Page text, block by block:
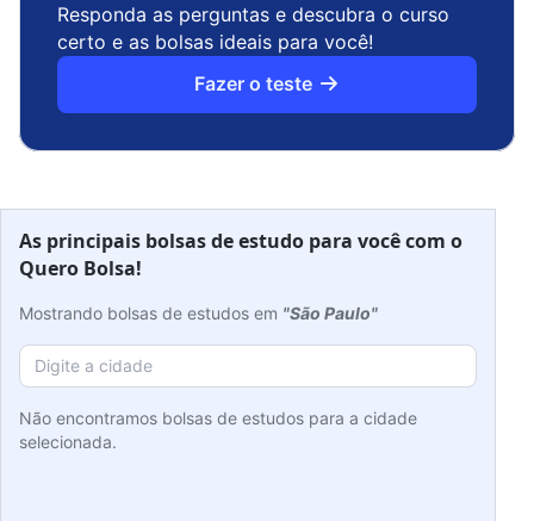
Responda as perguntas e descubra o curso
certo e as bolsas ideais para você!
Fazer o teste
As principais bolsas de estudo para você com o
Quero Bolsa!
Mostrando bolsas de estudos em "São Paulo"
Não encontramos bolsas de estudos para a cidade
selecionada.